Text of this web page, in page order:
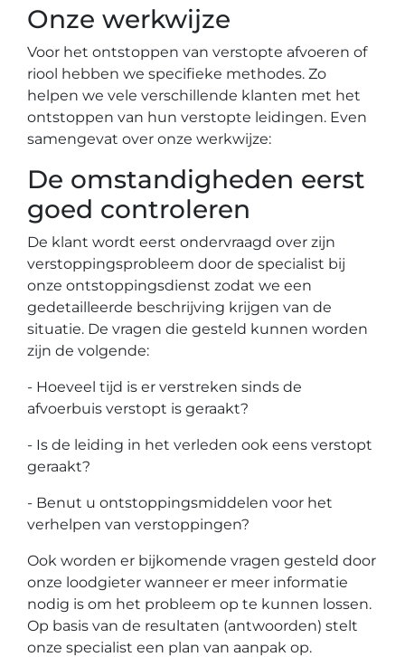
Onze werkwijze
Voor het ontstoppen van verstopte afvoeren of
riool hebben we specifieke methodes. Zo
helpen we vele verschillende klanten met het
ontstoppen van hun verstopte leidingen. Even
samengevat over onze werkwijze:
De omstandigheden eerst
goed controleren
De klant wordt eerst ondervraagd over zijn
verstoppingsprobleem door de specialist bij
onze ontstoppingsdienst zodat we een
gedetailleerde beschrijving krijgen van de
situatie. De vragen die gesteld kunnen worden
zijn de volgende:
- Hoeveel tijd is er verstreken sinds de
afvoerbuis verstopt is geraakt?
- Is de leiding in het verleden ook eens verstopt
geraakt?
- Benut u ontstoppingsmiddelen voor het
verhelpen van verstoppingen?
Ook worden er bijkomende vragen gesteld door
onze loodgieter wanneer er meer informatie
nodig is om het probleem op te kunnen lossen.
Op basis van de resultaten (antwoorden) stelt
onze specialist een plan van aanpak op.